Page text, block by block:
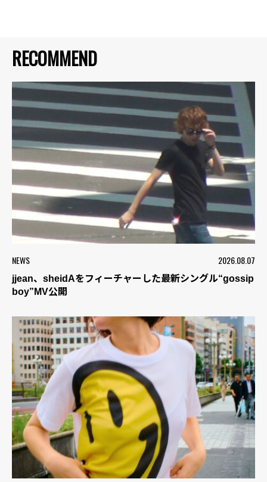
RECOMMEND
NEWS 2026.08.07
jjean、sheidAをフィーチャーした最新シングル“gossip
boy”MV公開